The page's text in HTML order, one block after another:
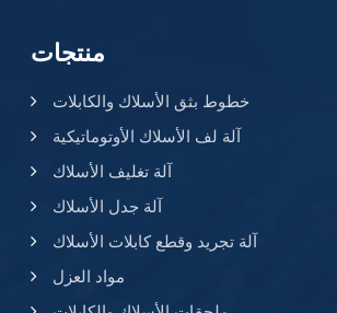
منتجات
خطوط بثق الأسلاك والكابلات
آلة لف الأسلاك الأوتوماتيكية
آلة تغليف الأسلاك
آلة جدل الأسلاك
آلة تجريد وقطع كابلات الأسلاك
مواد العزل